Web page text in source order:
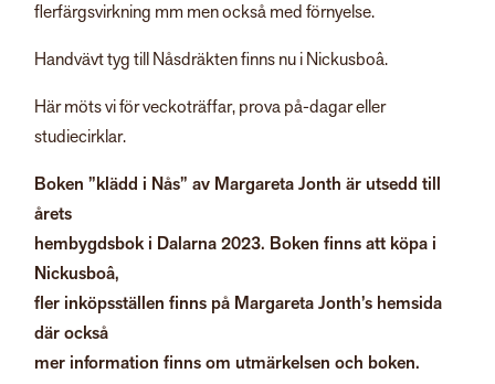
flerfärgsvirkning mm men också med förnyelse.
Handvävt tyg till Nåsdräkten finns nu i Nickusboâ.
Här möts vi för veckoträffar, prova på-dagar eller
studiecirklar.
Boken ”klädd i Nås” av Margareta Jonth är utsedd till
årets
hembygdsbok i Dalarna 2023. Boken finns att köpa i
Nickusboâ,
fler inköpsställen finns på Margareta Jonth’s hemsida
där också
mer information finns om utmärkelsen och boken.